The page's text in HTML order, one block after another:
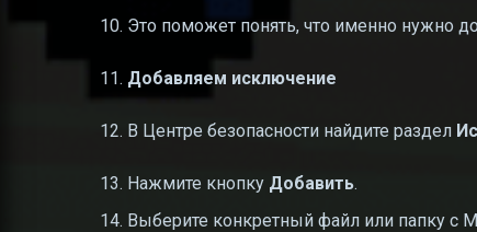
Это поможет понять, что именно нужно
Добавляем исключение
В Центре безопасности найдите раздел
Нажмите кнопку Добавить.
Выберите конкретный файл или папку с